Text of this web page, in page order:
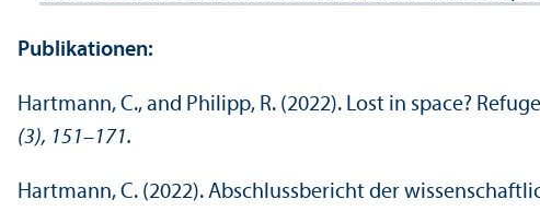
Publikationen:
Hartmann, C., and Philipp, R. (2022). Lost in space?
(3), 151–171.
Hartmann, C. (2022). Abschlussbericht der